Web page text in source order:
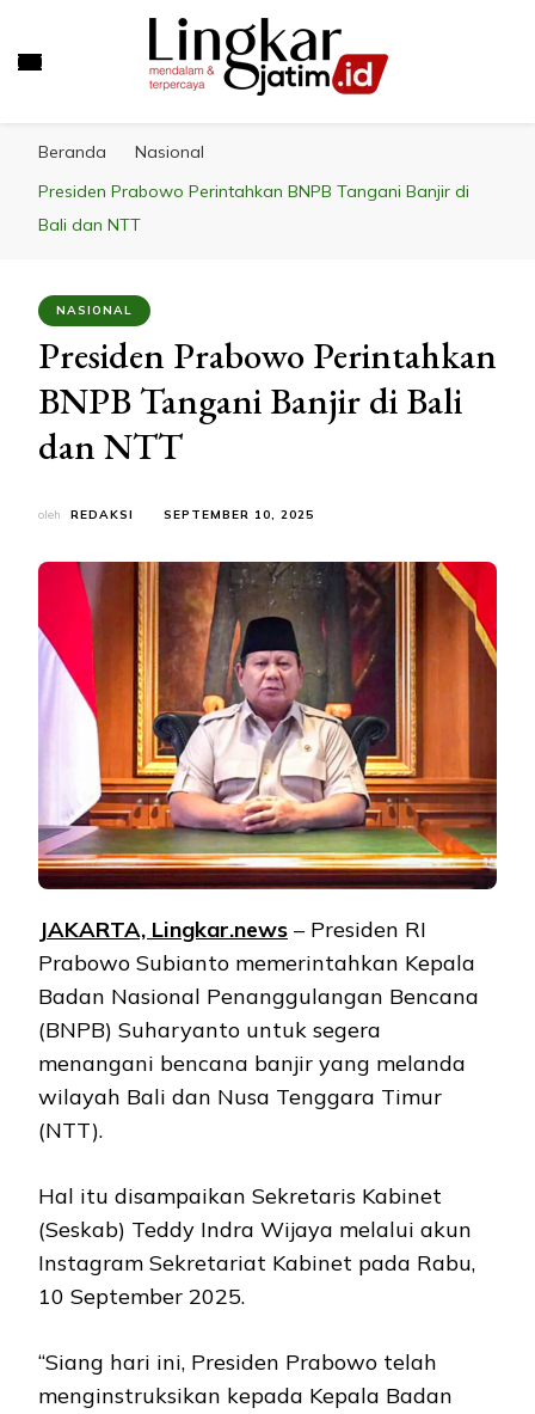
Beranda
Nasional
Presiden Prabowo Perintahkan BNPB Tangani Banjir di
Bali dan NTT
NASIONAL
Presiden Prabowo Perintahkan
BNPB Tangani Banjir di Bali
dan NTT
oleh REDAKSI SEPTEMBER 10, 2025
JAKARTA, Lingkar.news – Presiden RI
Prabowo Subianto memerintahkan Kepala
Badan Nasional Penanggulangan Bencana
(BNPB) Suharyanto untuk segera
menangani bencana banjir yang melanda
wilayah Bali dan Nusa Tenggara Timur
(NTT).
Hal itu disampaikan Sekretaris Kabinet
(Seskab) Teddy Indra Wijaya melalui akun
Instagram Sekretariat Kabinet pada Rabu,
10 September 2025.
“Siang hari ini, Presiden Prabowo telah
menginstruksikan kepada Kepala Badan